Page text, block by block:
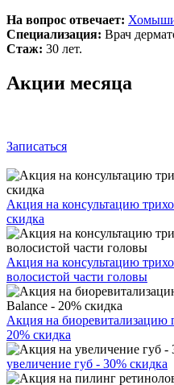
На вопрос отвечает:
Специализация: Врач
Стаж: 30 лет.
Акции месяца
Записаться
Акция на консультацию
скидка
Акция на консультацию
волосистой части головы
Акция на биоревитализацию
20% скидка
увеличение губ - 30% скидка